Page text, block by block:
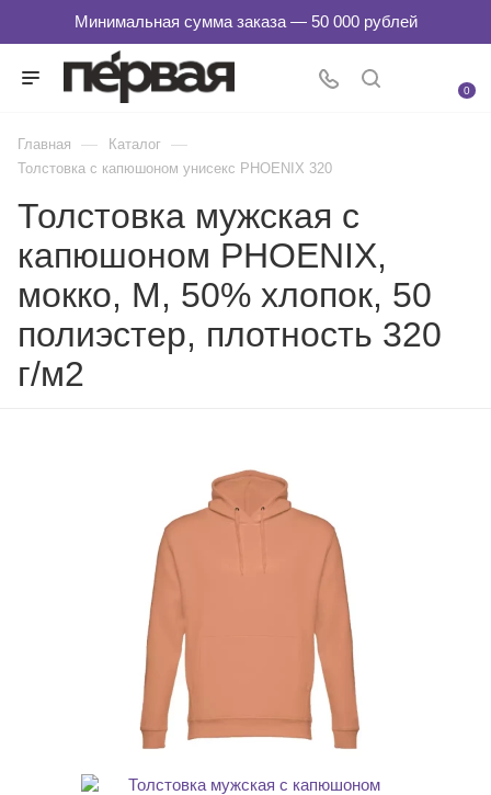
0
Главная — Каталог —
Толстовка с капюшоном унисекс PHOENIX 320
Толстовка мужская с
капюшоном PHOENIX,
мокко, M, 50% хлопок, 50
полиэстер, плотность 320
г/м2